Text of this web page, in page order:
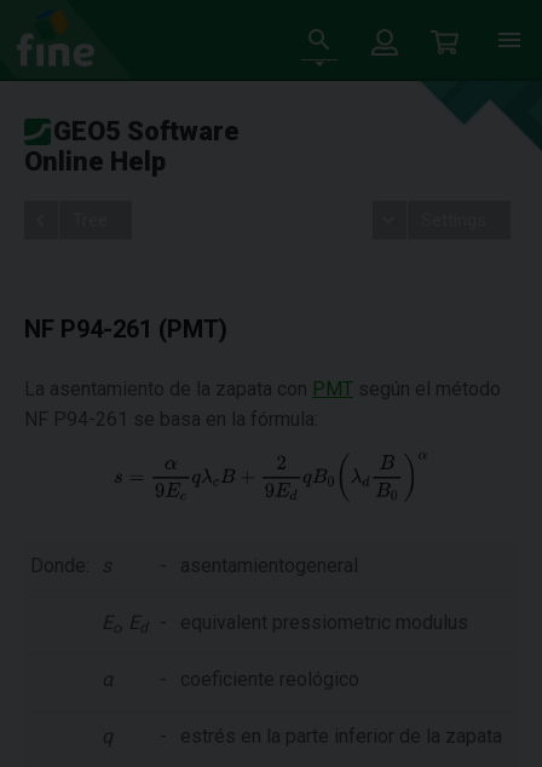
GEO5 Software
Online Help
NF P94-261 (PMT)
La asentamiento de la zapata con PMT según el método
NF P94-261 se basa en la fórmula:
Donde: s - asentamientogeneral
E , E d - equivalent pressiometric modulus
α - coeficiente reológico
q - estrés en la parte inferior de la zapata